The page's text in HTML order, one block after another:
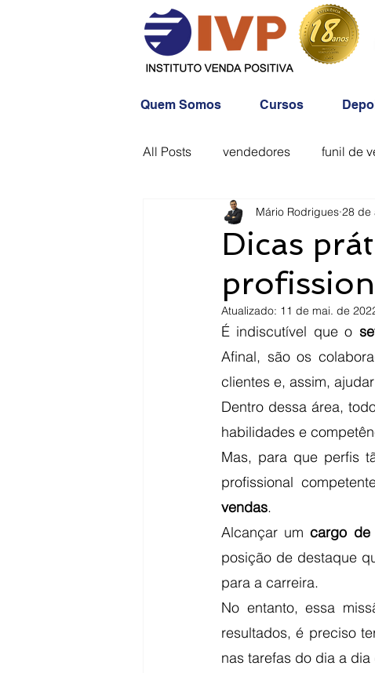
Quem Somos Cursos
All Posts vendedores funil de
Dicas
Mário Rodrigues 28 de
Atualizado: 11 de mai. de
É indiscutível que o
Afinal, são os
clientes e, assim,
Dentro dessa área,
habilidades e
Mas, para que perfis
profissional
vendas.
Alcançar um cargo de
posição de destaque
para a carreira.
No entanto, essa
resultados, é preciso
nas tarefas do dia a